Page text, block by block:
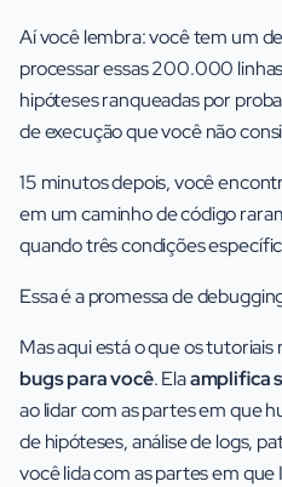
Aí você lembra: você tem um
processar essas 200.000
hipóteses ranqueadas por
de execução que você não
15 minutos depois, você
em um caminho de código
quando três condições
Essa é a promessa de
Mas aqui está o que os tutoriais
bugs para você. Elaamplifica
ao lidar com as partes em que
de hipóteses, análise de logs,
você lida com as partes em